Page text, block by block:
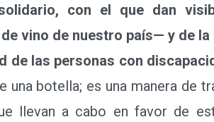
con el que dan
vino de nuestro país— y de
de las personas con
una botella; es una manera de
llevan a cabo en favor de